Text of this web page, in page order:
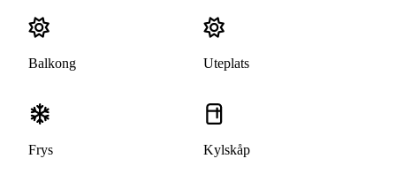
Balkong Uteplats
Frys Kylskåp